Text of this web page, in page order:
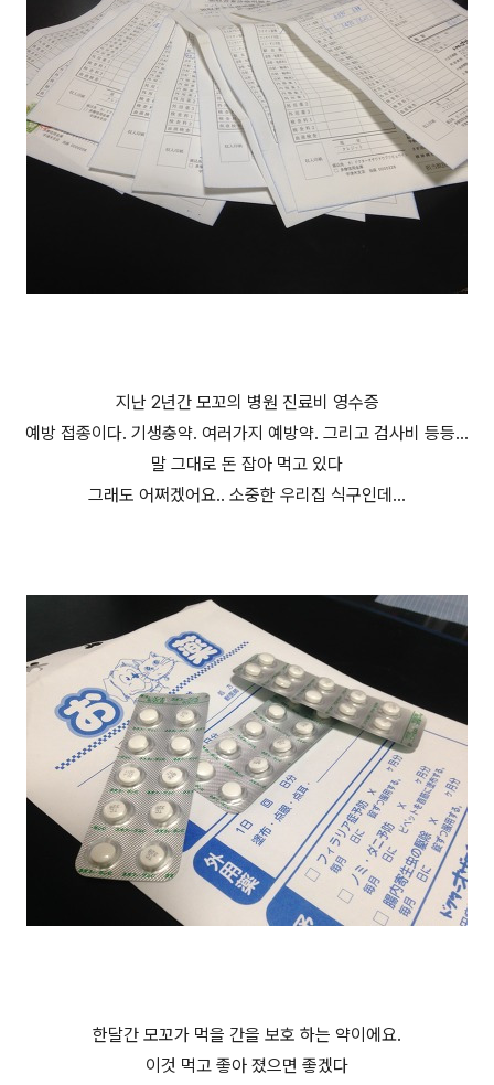
지난 2년간 모꼬의 병원 진료비 영수증
예방 접종이다. 기생충약. 여러가지 예방약. 그리고 검사비 등등...
말 그대로 돈 잡아 먹고 있다
그래도 어쩌겠어요.. 소중한 우리집 식구인데...
한달간 모꼬가 먹을 간을 보호 하는 약이에요.
이것 먹고 좋아 졌으면 좋겠다